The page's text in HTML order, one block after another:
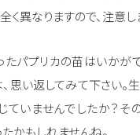
く異なりますので、注意し
たパプリカの苗はいかが
思い返してみて下さい。
ていませんでしたか？そ
かもしれませんね。